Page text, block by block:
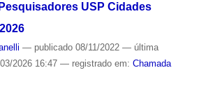
USP Cidades
— publicado08/11/2022 — última
2026 16:47 — registrado em: Chamada